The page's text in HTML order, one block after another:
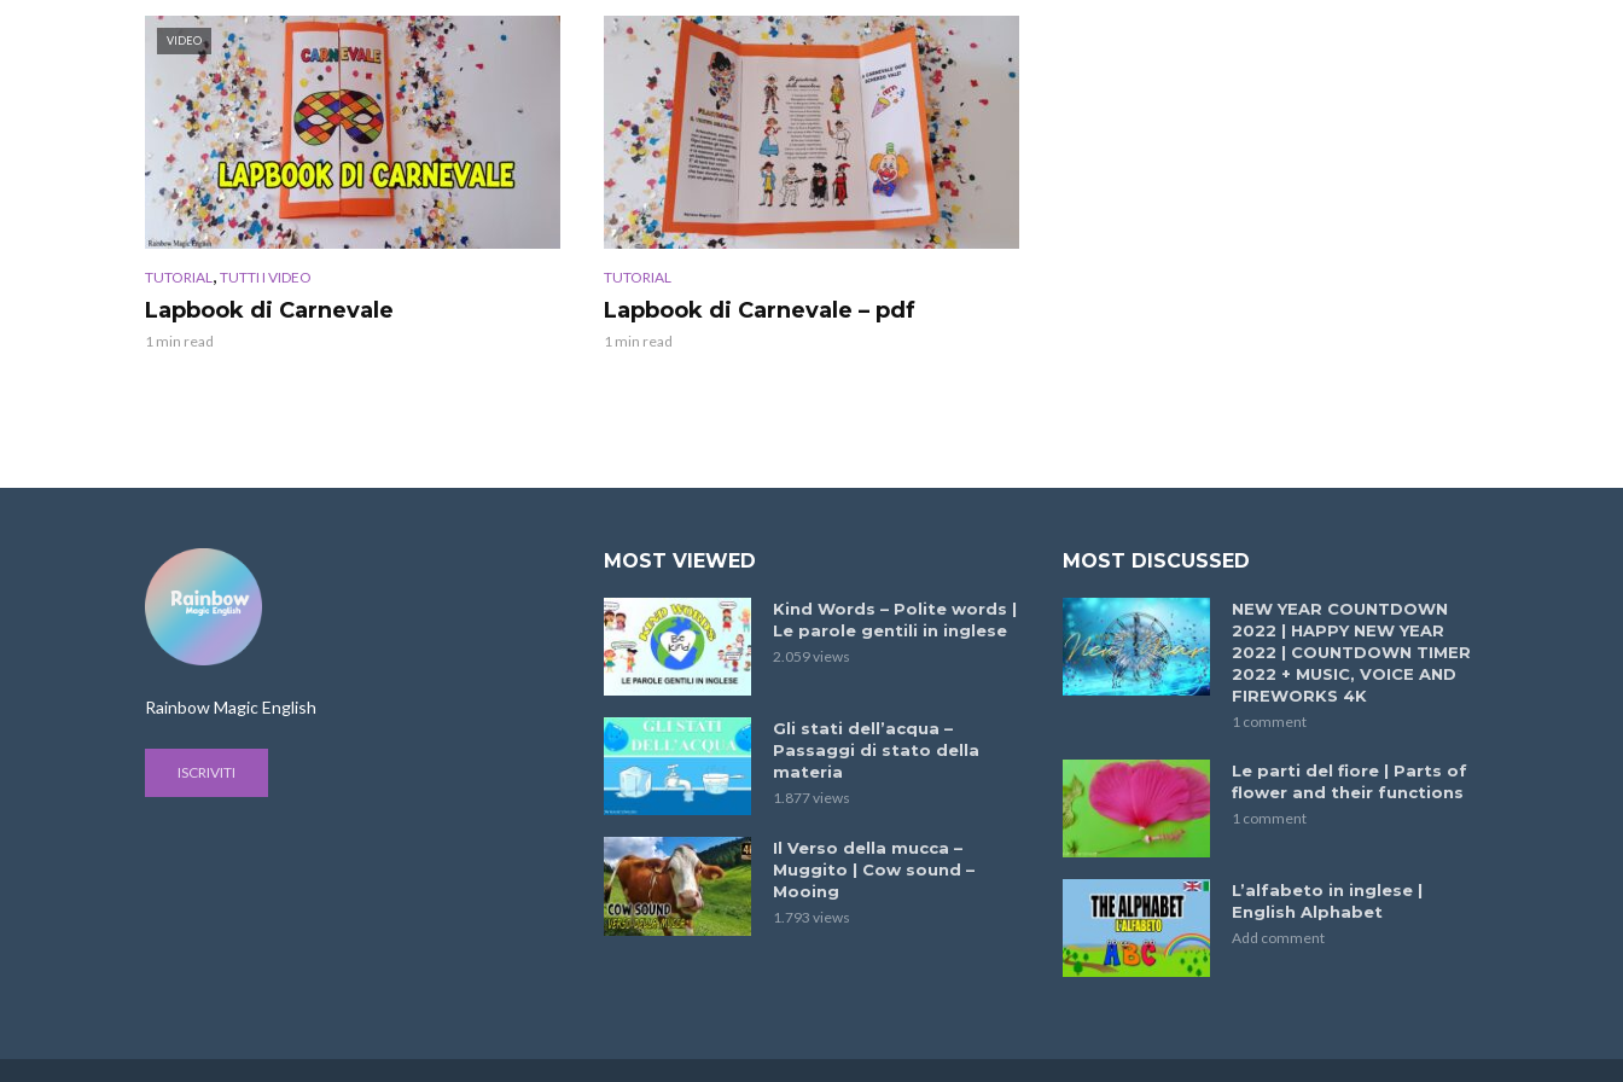
VIDEO
TUTORIAL , TUTTI I VIDEO
Lapbook di Carnevale
1 min read
TUTORIAL
Lapbook di Carnevale – pdf
1 min read
Rainbow Magic English
ISCRIVITI
MOST VIEWED
Kind Words – Polite words |
Le parole gentili in inglese
2.059 views
Gli stati dell’acqua –
Passaggi di stato della
materia
1.877 views
Il Verso della mucca –
Muggito | Cow sound –
Mooing
1.793 views
MOST DISCUSSED
NEW YEAR COUNTDOWN
2022 | HAPPY NEW YEAR
2022 | COUNTDOWN TIMER
2022 + MUSIC, VOICE AND
FIREWORKS 4K
1 comment
Le parti del fiore | Parts of
flower and their functions
1 comment
L’alfabeto in inglese |
English Alphabet
Add comment